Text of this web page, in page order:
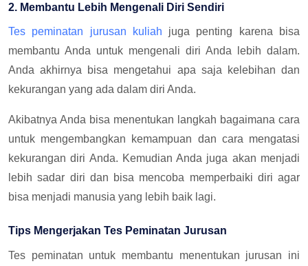
2. Membantu Lebih Mengenali Diri Sendiri
Tes peminatan jurusan kuliah juga penting karena bisa
membantu Anda untuk mengenali diri Anda lebih dalam.
Anda akhirnya bisa mengetahui apa saja kelebihan dan
kekurangan yang ada dalam diri Anda.
Akibatnya Anda bisa menentukan langkah bagaimana cara
untuk mengembangkan kemampuan dan cara mengatasi
kekurangan diri Anda. Kemudian Anda juga akan menjadi
lebih sadar diri dan bisa mencoba memperbaiki diri agar
bisa menjadi manusia yang lebih baik lagi.
Tips Mengerjakan Tes Peminatan Jurusan
Tes peminatan untuk membantu menentukan jurusan ini